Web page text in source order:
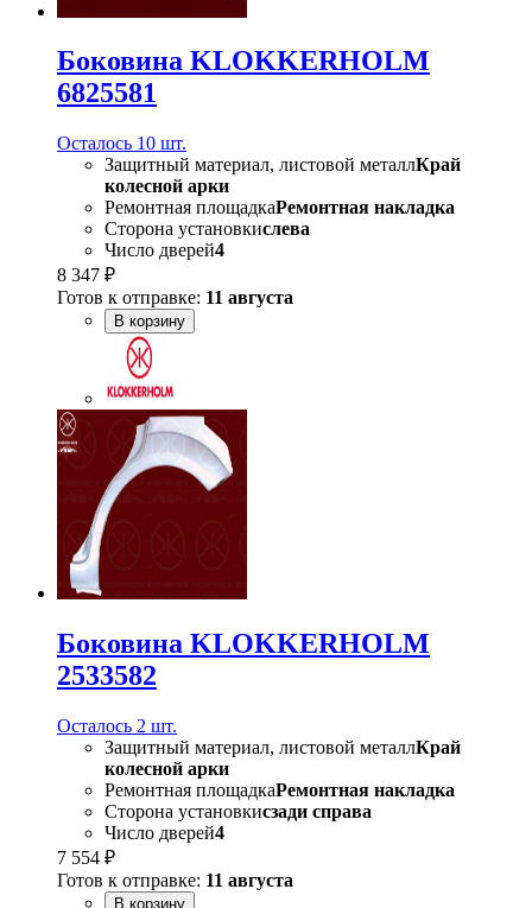
Боковина KLOKKERHOLM
6825581
Осталось 10 шт.
Защитный материал, листовой металлКрай
колесной арки
Ремонтная площадкаРемонтная накладка
Сторона установкислева
Число дверей4
8 347 ₽
Готов к отправке: 11 августа
В корзину
Боковина KLOKKERHOLM
2533582
Осталось 2 шт.
Защитный материал, листовой металлКрай
колесной арки
Ремонтная площадкаРемонтная накладка
Сторона установкисзади справа
Число дверей4
7 554 ₽
Готов к отправке: 11 августа
В корзину